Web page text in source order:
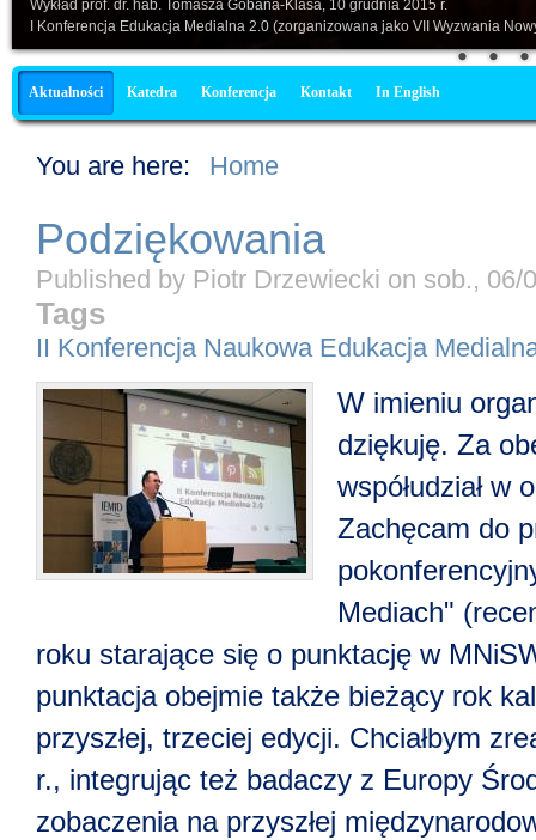
Wykład prof. dr. hab. Tomasza Gobana-Klasa, 10 grudnia 2015 r.
I Konferencja Edukacja Medialna 2.0 (zorganizowana jako VII Wyzwania
Menu główne
Aktualności Katedra Konferencja Kontakt In English
You are here: Home
Podziękowania
Published by Piotr Drzewiecki on sob., 06/
Tags
II Konferencja Naukowa Edukacja
W imieniu
dziękuję. Za
współudział w
Zachęcam do
Mediach"
roku starające się o punktację w
punktacja obejmie także bieżący rok
przyszłej, trzeciej edycji. Chciałbym
r., integrując też badaczy z Europy
zobaczenia na przyszłej